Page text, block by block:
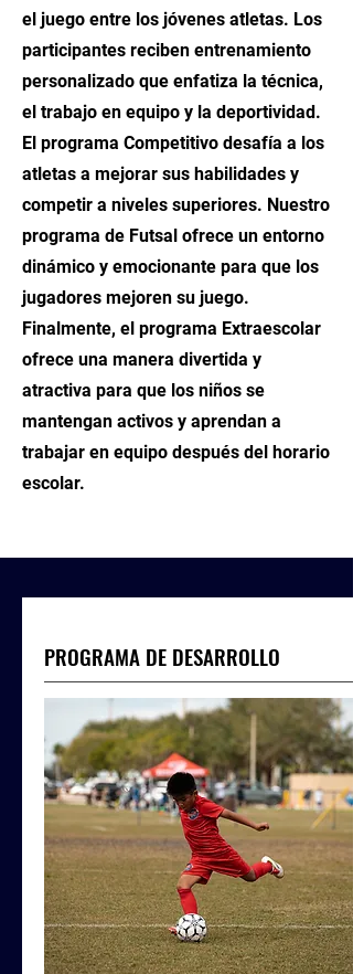
el juego entre los jóvenes atletas. Los
participantes reciben entrenamiento
personalizado que enfatiza la técnica,
el trabajo en equipo y la deportividad.
El programa Competitivo desafía a los
atletas a mejorar sus habilidades y
competir a niveles superiores. Nuestro
programa de Futsal ofrece un entorno
dinámico y emocionante para que los
jugadores mejoren su juego.
Finalmente, el programa Extraescolar
ofrece una manera divertida y
atractiva para que los niños se
mantengan activos y aprendan a
trabajar en equipo después del horario
escolar.
PROGRAMA DE DESARROLLO